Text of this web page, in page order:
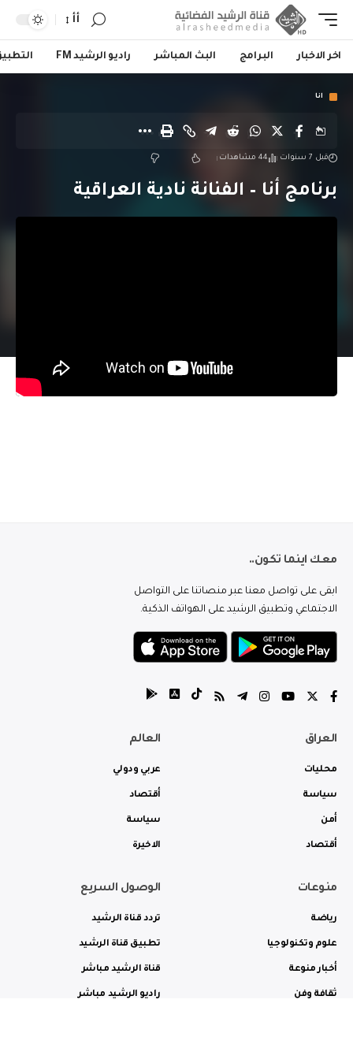
أأ
اخر الاخبار البرامج البث المباشر راديو الرشيد FM
انا
قبل 7 سنوات 44 مشاهدات
برنامج أنا – الفنانة نادية العراقية
معك اينما تكون..
ابقى على تواصل معنا عبر منصاتنا على التواصل
الاجتماعي وتطبيق الرشيد على الهواتف الذكية.
العراق
محليات
سياسة
أمن
أقتصاد
العالم
عربي ودولي
أقتصاد
سياسة
الاخيرة
منوعات
رياضة
علوم وتكنولوجيا
أخبار منوعة
ثقافة وفن
الوصول السريع
تردد قناة الرشيد
تطبيق قناة الرشيد
قناة الرشيد مباشر
راديو الرشيد مباشر